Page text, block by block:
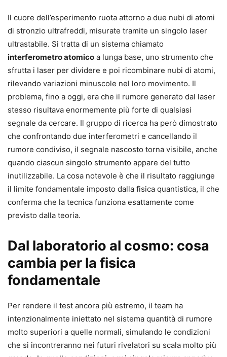
Il cuore dell’esperimento ruota attorno a due nubi di atomi
di stronzio ultrafreddi, misurate tramite un singolo laser
ultrastabile. Si tratta di un sistema chiamato
interferometro atomico a lunga base, uno strumento che
sfrutta i laser per dividere e poi ricombinare nubi di atomi,
rilevando variazioni minuscole nel loro movimento. Il
problema, fino a oggi, era che il rumore generato dal laser
stesso risultava enormemente più forte di qualsiasi
segnale da cercare. Il gruppo di ricerca ha però dimostrato
che confrontando due interferometri e cancellando il
rumore condiviso, il segnale nascosto torna visibile, anche
quando ciascun singolo strumento appare del tutto
inutilizzabile. La cosa notevole è che il risultato raggiunge
il limite fondamentale imposto dalla fisica quantistica, il che
conferma che la tecnica funziona esattamente come
previsto dalla teoria.
Dal laboratorio al cosmo: cosa
cambia per la fisica
fondamentale
Per rendere il test ancora più estremo, il team ha
intenzionalmente iniettato nel sistema quantità di rumore
molto superiori a quelle normali, simulando le condizioni
che si incontreranno nei futuri rivelatori su scala molto più